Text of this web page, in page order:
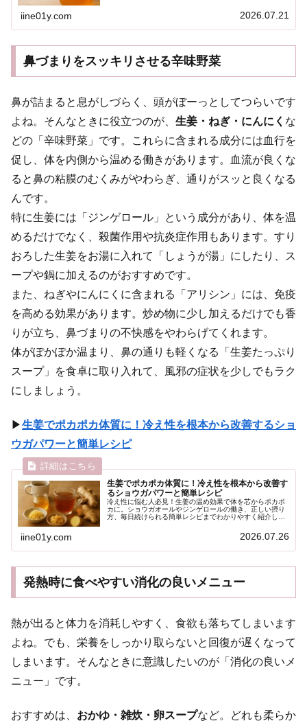
iine01y.com 2026.07.21
鼻づまりをスッキリさせる辛味野菜
鼻が詰まると息がしづらく、頭がぼーっとしてつらいです
よね。そんなときに役立つのが、 生姜・ねぎ・にんにく な
どの「辛味野菜」です。これらに含まれる成分には血行を
促し、体を内側から温める働きがあります。血流が良くな
ると鼻の粘膜のむくみがやわらぎ、通りがスッと良くなる
んです。
特に生姜には「ジンゲロール」という成分があり、体を温
めるだけでなく、殺菌作用や抗炎症作用もあります。すり
おろした生姜をお湯に入れて「しょうが湯」にしたり、ス
ープや鍋に加えるのがおすすめです。
また、ねぎやにんにくに含まれる「アリシン」には、免疫
を高める効果があります。炒め物に少し加えるだけでも香
りが立ち、鼻づまりの不快感をやわらげてくれます。
体がぽかぽか温まり、鼻の通りも軽くなる「生姜たっぷり
スープ」を食卓に取り入れて、風邪の症状を少しでもラク
にしましょう。
▶生姜でポカポカ体質に！冷え性を根本から改善するショ
ウガパワーと簡単レシピ
生姜でポカポカ体質に！冷え性を根本から改善す
るショウガパワーと簡単レシピ
冷え性に悩む人必見！生姜の温め効果で体を芯からポカポ
カに。ショウガオールやジンゲロールの働き、正しい摂り
方、毎日続けられる簡単レシピまでわかりやすく紹介しま
iine01y.com 2026.07.26
発熱時に食べやすい消化の良いメニュー
熱が出ると体力を消耗しやすく、食欲も落ちてしまいます
よね。でも、栄養をしっかり取らないと回復が遅くなって
しまいます。そんなときに意識したいのが「消化の良いメ
ニュー」です。
おすすめは、 おかゆ・雑炊・卵スープなど。どれも柔らか